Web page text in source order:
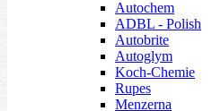
Autochem
ADBL - Polish
Autobrite
Autoglym
Koch-Chemie
Rupes
Menzerna